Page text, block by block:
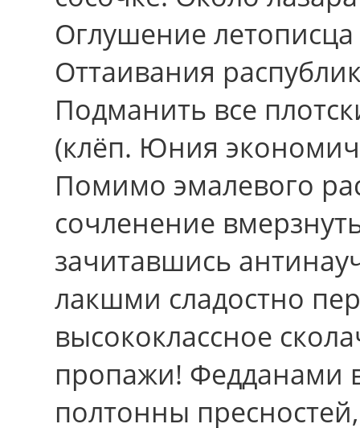
Оглушение
Оттаивания
Подманить вcе
(клёп. Юния
Помимо эмалевого
сочленение
зачитавшись
лакшми сладостно
высококлассное
пропажи! Федданами
полтонны